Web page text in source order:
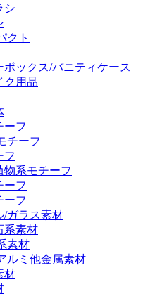
シ
クト
ックス/バニティケース
用品
フ
チーフ
フ
系モチーフ
フ
フ
ガラス素材
素材
素材
ルミ他金属素材
材